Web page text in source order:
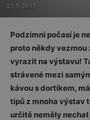
25.9.2017
Podzimní počasí je
proto někdy vezmou
vyrazit na výstavu!
strávené mezi
kávou s dortíkem,
tipů z mnoha výstav
určitě neměly